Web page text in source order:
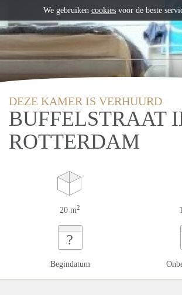
DEZE KAMER IS VERHUURD
BUFFELSTRAAT
ROTTERDAM
20 m2
?
Begindatum
We gebruiken cookies voor de beste